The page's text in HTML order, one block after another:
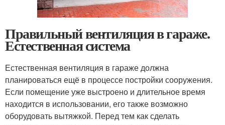
Правильный вентиляция в гараже.
Естественная система
Естественная вентиляция в гараже должна
планироваться ещё в процессе постройки сооружения.
Если помещение уже выстроено и длительное время
находится в использовании, его также возможно
оборудовать вытяжкой. Перед тем как сделать